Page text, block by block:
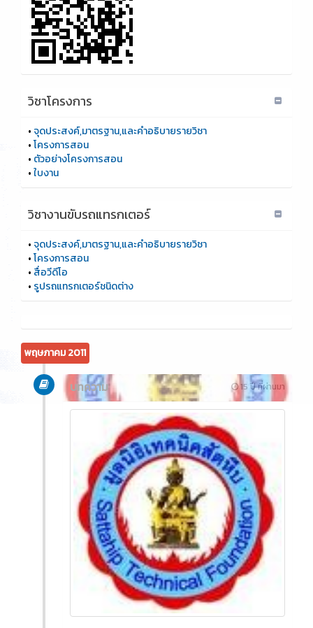
วิชาโครงการ
•จุดประสงค์,มาตรฐาน,และคำอธิบายรายวิชา
•โครงการสอน
• ตัวอย่างโครงการสอน
•ใบงาน
วิชางานขับรถแทรกเตอร์
•จุดประสงค์,มาตรฐาน,และคำอธิบายรายวิชา
•โครงการสอน
• สื่อวีดีโอ
• รูปรถแทรกเตอร์ชนิดต่าง
พฤษภาคม 2011
15 ปี ที่ผ่านมา
บทความ